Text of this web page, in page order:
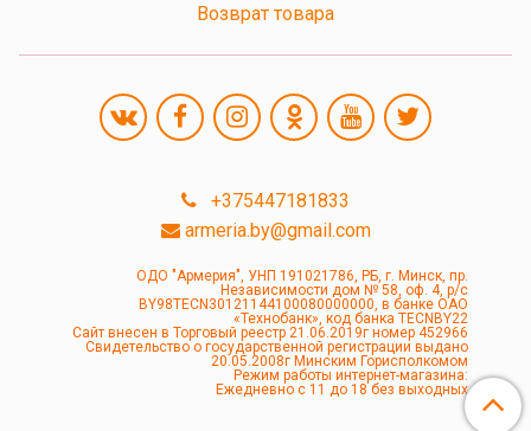
Возврат товара
+375447181833
armeria.by@gmail.com
ОДО "Армерия", УНП 191021786, РБ, г. Минск, пр.
Независимости дом № 58, оф. 4, р/с
BY98TECN30121144100080000000, в банке ОАО
«Технобанк», код банка TECNBY22
Сайт внесен в Торговый реестр 21.06.2019г номер 452966
Свидетельство о государственной регистрации выдано
20.05.2008г Минским Горисполкомом
Режим работы интернет-магазина:
Ежедневно с 11 до 18 без выходных